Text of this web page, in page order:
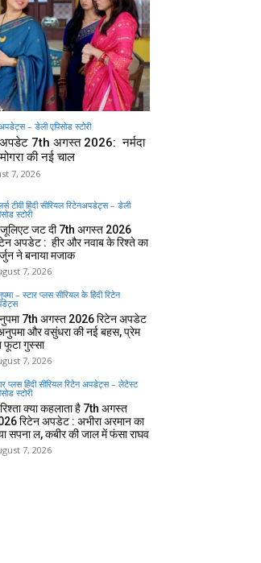
– डेली एपिसोड स्टोरी
7th अगस्त 2026: नर्मदा
की नई चाल
7, 2026
टीवी हिंदी सीरियल रिटेनअपडेट्स – डेली
स्टोरी
जट दी 7th अगस्त 2026
अपडेट : हीर और नवाब के रिश्ते का
ने बनाया मजाक
7, 2026
– स्टार प्लस सीरियल के हिंदी रिटेन
7th अगस्त 2026 रिटेन अपडेट
और वसुंधरा की नई बहस, प्रेम
फूटा गुस्सा
7, 2026
प्लस हिंदी सीरियल रिटेन अपडेट्स – लेटेस्ट
स्टोरी
क्या कहलाता है 7th अगस्त
रिटेन अपडेट : अभीरा अरमान का
सपना ल, कबीर की जाल में फंसा राघव
7, 2026